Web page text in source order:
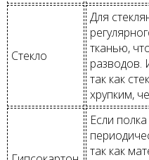
Стекло
Для
тканью,
разводов.
так как
хрупким,
Если
так как